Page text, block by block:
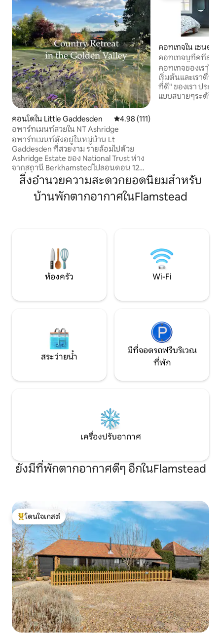
คอนโดใน Little Gaddesden คะแนนเฉลี่ย 4.98 จาก 5, 111 รีวิว
4.98 (111)
อพาร์ทเมนท์สวยใน NT Ashridge
อพาร์ทเมนท์ตั้งอยู่ในหมู่บ้าน Lt
Gaddesden ที่สวยงาม รายล้อมไปด้วย
Ashridge Estate ของ National Trust ห่าง
จากสถานี Berkhamsted ไปลอนดอน 12
นาที ตั้งอยู่ในสวนขนาด 10 เอเคอร์ เดินเล่น
อันสวยงามจากหน้าประตูบ้านของคุณสู่ป่า
ไม้ทุ่งหญ้าและเนินเขา Chiltern กว่า 5,000
กับแอชริดจ์เฮาส์ ชิลเทิร์นวอลค์ ทาง
จักรยาน สวนสัตว์วิปส์เนด และสตูดิโอแฮร์รี่
คอทเทจใน เซนต์อั
คอทเทจบูทีคที่สว่า
เซนต์อัลบันส์
คอทเทจของเราไ
เริ่มต้นและเราตื่น
ที่ดี" ของเรา ประ
แบบสบายๆระดับสู
สะดวกสบายเป็นม
สิ่งอำนวยความสะดวกยอดนิยมสำหรับ
บ้านพักตากอากาศในFlamstead
ห้องครัว Wi-Fi
สระว่ายน้ำ
มีที่จอดรถฟรีบริเวณ
ที่พัก
เครื่องปรับอากาศ
ยังมีที่พักตากอากาศดีๆ อีกในFlamstead
โดนใจเกสต์ที่สุด
โดนใจเกสต์